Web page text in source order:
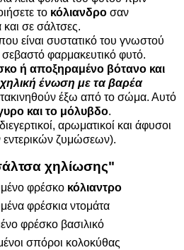
το κόλιανδρο σαν
σε σάλτσες.
είναι συστατικό του γνωστού
φαρμακευτικό φυτό.
ή αποξηραμένο βότανο και
χηλική ένωση με τα βαρέα
έξω από το σώμα. Αυτό
και το μόλυβδο.
αρωματικοί και άφυσοι
εντερικών ζυμώσεων).
χηλίωσης"
φρέσκο ​​κόλιαντρο
φρέσκια ντομάτα
φρέσκο ​​βασιλικό
σπόροι κολοκύθας